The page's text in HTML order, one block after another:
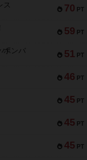
70 PT
ス
59 PT
51 PT
ボンバ
46 PT
45 PT
45 PT
45 PT